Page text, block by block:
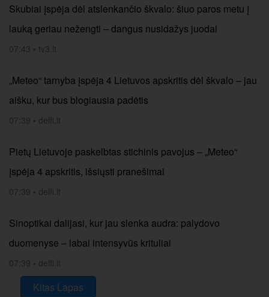
Skubiai įspėja dėl atslenkančio škvalo: šiuo paros metu į
lauką geriau nežengti – dangus nusidažys juodai
07:43 • tv3.lt
„Meteo“ tarnyba įspėja 4 Lietuvos apskritis dėl škvalo – jau
aišku, kur bus blogiausia padėtis
07:39 • delfi.lt
Pietų Lietuvoje paskelbtas stichinis pavojus – „Meteo“
įspėja 4 apskritis, išsiųsti pranešimai
07:39 • delfi.lt
Sinoptikai dalijasi, kur jau slenka audra: palydovo
duomenyse – labai intensyvūs krituliai
07:39 • delfi.lt
Kitas Lapas